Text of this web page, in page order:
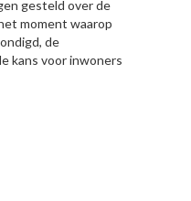
gesteld over de
moment waarop
de
kans voor inwoners